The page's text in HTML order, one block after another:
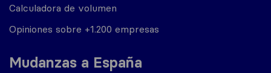
Calculadora de volumen
Opiniones sobre +1.200 empresas
Mudanzas a España